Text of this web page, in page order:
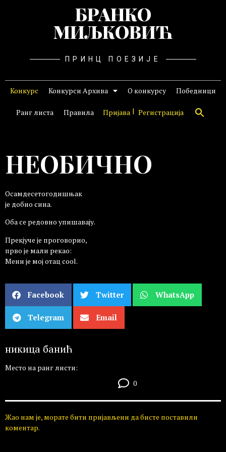
БРАНКО
МИЉКОВИЋ
ПРИНЦ ПОЕЗИЈЕ
Конкурс Конкурси Архива О конкурсу Победници
Ранг листа Правила Пријава Регистрација
НЕОБИЧНО
Осамдесетогодишњак
је добио сина.
Оба се редовно упишавају.
Прекјуче је проговорио,
прво је мали рекао:
Мени је мој отац cool.
Facebook Twitter WhatsApp
Telegram Email
никица банић
Место на ранг листи:
0
Жао нам је, морате бити пријављени да бисте поставили
коментар.